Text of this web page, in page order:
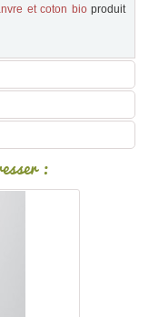
et coton bioproduit
: